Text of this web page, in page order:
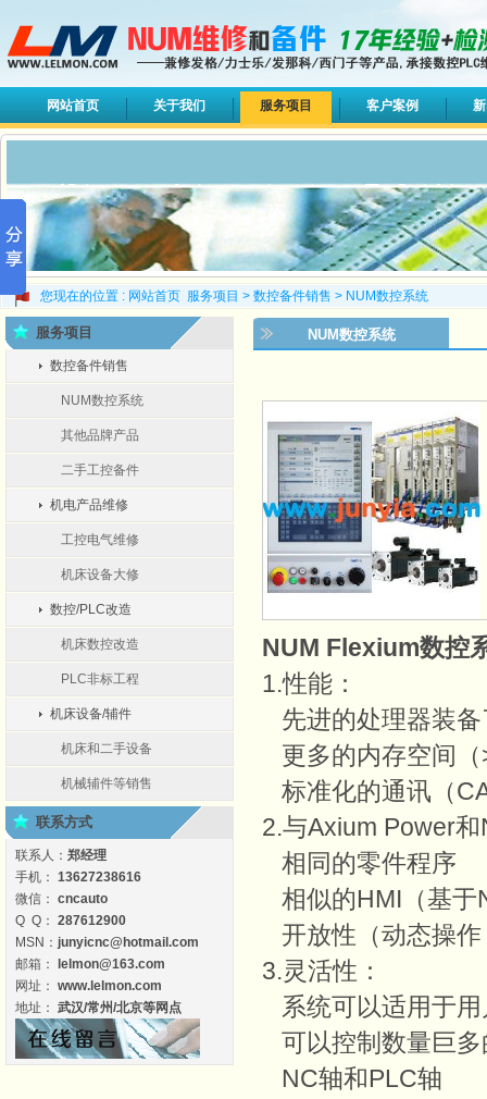
网站首页 关于我们 服务项目 客户案例
您现在的位置 : 网站首页 服务项目 > 数控备件销售 > NUM数控系统
NUM数控系统
NUM Flexium数控
1.性能：
先进的处理器装
更多的内存空间
标准化的通讯（
2.与Axium Power
相同的零件程序
相似的HMI（基于
开放性（动态操
3.灵活性：
系统可以适用于
可以控制数量巨
NC轴和PLC轴
服务项目
数控备件销售
NUM数控系统
其他品牌产品
二手工控备件
机电产品维修
工控电气维修
机床设备大修
数控/PLC改造
机床数控改造
PLC非标工程
机床设备/辅件
机床和二手设备
机械辅件等销售
联系方式
联系人： 郑经理
手机： 13627238616
微信： cncauto
Q Q： 287612900
MSN： junyicnc@hotmail.com
邮箱：
lelmon@163.com
网址： www.lelmon.com
地址： 武汉/常州/北京等网点